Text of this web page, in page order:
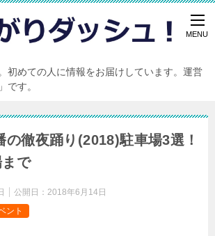
初めての人に情報をお届けしています。運営
です。
の徹夜踊り(2018)駐車場3選！
で
公開日： 2018年6月14日
ント